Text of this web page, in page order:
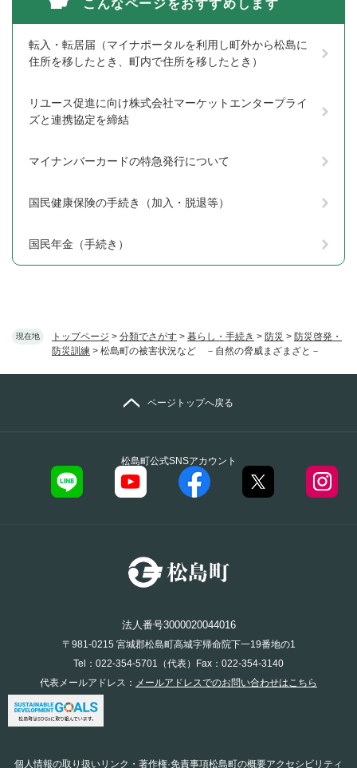
現在地 トップページ > 分類でさがす > 暮らし・手続き > 防災 > 防災啓発・
防災訓練 > 松島町の被害状況など －自然の脅威まざまざと－
こんなページをおすすめします
転入・転居届（マイナポータルを利用し町外から松島に
住所を移したとき、町内で住所を移したとき）
リユース促進に向け株式会社マーケットエンタープライ
ズと連携協定を締結
マイナンバーカードの特急発行について
国民健康保険の手続き（加入・脱退等）
国民年金（手続き）
松島町公式SNSアカウント
ページトップへ戻る
法人番号3000020044016
〒981-0215 宮城郡松島町高城字帰命院下一19番地の1
Tel：022-354-5701（代表）Fax：022-354-3140
代表メールアドレス： メールアドレスでのお問い合わせはこちら
個人情報の取り扱いリンク・著作権·免責事項松島町の概要アクセシビリティ